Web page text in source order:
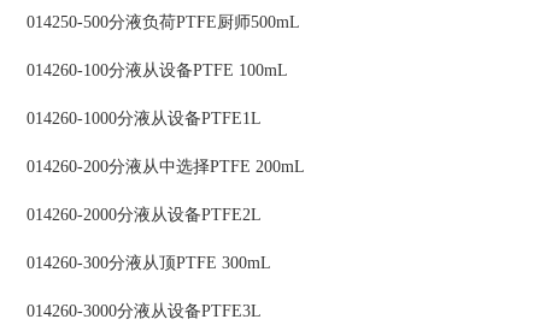
014250-500分液负荷PTFE厨师500mL
014260-100分液从设备PTFE 100mL
014260-1000分液从设备PTFE1L
014260-200分液从中选择PTFE 200mL
014260-2000分液从设备PTFE2L
014260-300分液从顶PTFE 300mL
014260-3000分液从设备PTFE3L